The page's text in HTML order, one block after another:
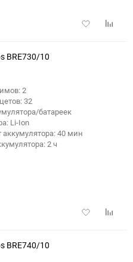
Добавить
BRE730/10
2
32
батареек
Li-Ion
40 мин
2 ч
Добавить
BRE740/10